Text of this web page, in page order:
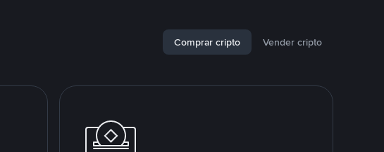
Comprar cripto Vender cripto